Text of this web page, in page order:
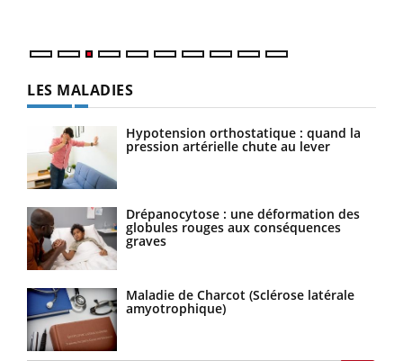
LES MALADIES
Hypotension orthostatique : quand la
pression artérielle chute au lever
Drépanocytose : une déformation des
globules rouges aux conséquences
graves
Maladie de Charcot (Sclérose latérale
amyotrophique)